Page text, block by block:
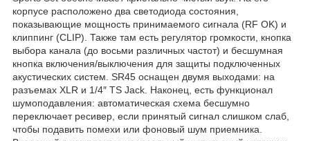
корпусе расположено два светодиода состояния,
показывающие мощность принимаемого сигнала (RF OK) и
клиппинг (CLIP). Также там есть регулятор громкости, кнопка
выбора канала (до восьми различных частот) и бесшумная
кнопка включения/выключения для защиты подключенных
акустических систем. SR45 оснащен двумя выходами: на
разъемах XLR и 1/4″ TS Jack. Наконец, есть функционал
шумоподавления: автоматическая схема бесшумно
переключает ресивер, если принятый сигнал слишком слаб,
чтобы подавить помехи или фоновый шум приемника.